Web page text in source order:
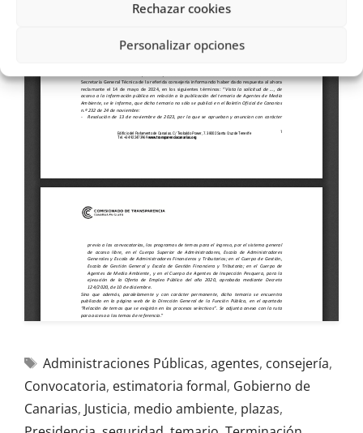
Rechazar cookies
Personalizar opciones
Administraciones Públicas, agentes, consejería,
Convocatoria, estimatoria formal, Gobierno de
Canarias, Justicia, medio ambiente, plazas,